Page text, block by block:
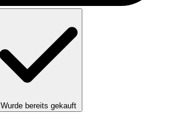
Wurde bereits gekauft